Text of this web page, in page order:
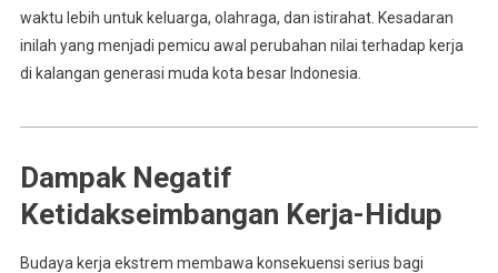
waktu lebih untuk keluarga, olahraga, dan istirahat. Kesadaran
inilah yang menjadi pemicu awal perubahan nilai terhadap kerja
di kalangan generasi muda kota besar Indonesia.
Dampak Negatif
Ketidakseimbangan Kerja-Hidup
Budaya kerja ekstrem membawa konsekuensi serius bagi